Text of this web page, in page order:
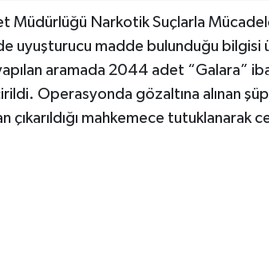
Müdürlüğü Narkotik Suçlarla
uyuşturucu madde bulunduğu
aramada 2044 adet “Galara”
Operasyonda gözaltına alınan
çıkarıldığı mahkemece tutuklanarak